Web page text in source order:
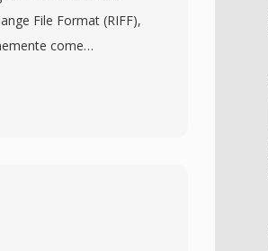
File Format (RIFF),
come
— insieme a
CD utilizzano